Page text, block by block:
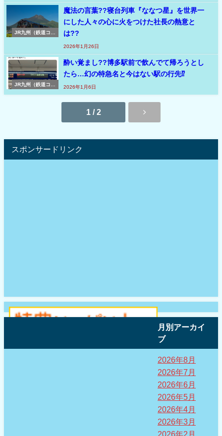
JR九州（鉄道コラ
魔法の言葉??寝台列車『ななつ星』を世界一
にした人々の心に火をつけた社長の熱意と
は??
2026年1月26日
JR九州（鉄道コラ
酔い覚まし??博多駅前で飲んでて帰ろうとし
たら…幻の特急名と今はない駅の行先⁉
2026年1月6日
1 / 2
スポンサードリンク
月別アーカイ
ブ
2026年8月
2026年7月
2026年6月
2026年5月
2026年4月
2026年3月
2026年2月